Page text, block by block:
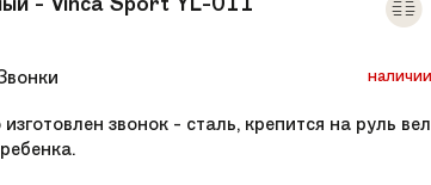
наличии
звонок - сталь, крепится на руль